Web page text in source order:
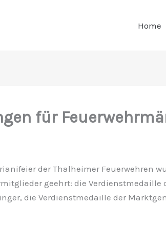
Home
für
der Thalheimer Feuerwehren
geehrt: die Verdienstmedaille
die Verdienstmedaille der